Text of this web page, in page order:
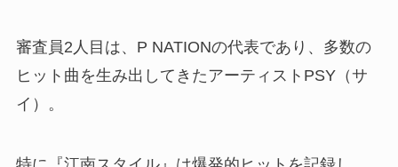
審査員2人目は、P NATIONの代表であり、多数の
ヒット曲を生み出してきたアーティストPSY（サ
イ）。